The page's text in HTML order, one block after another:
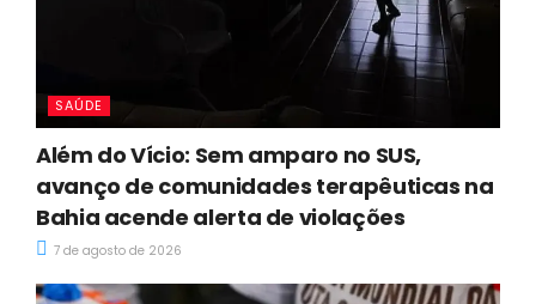
SAÚDE
Além do Vício: Sem amparo no SUS,
avanço de comunidades terapêuticas na
Bahia acende alerta de violações
7 de agosto de 2026